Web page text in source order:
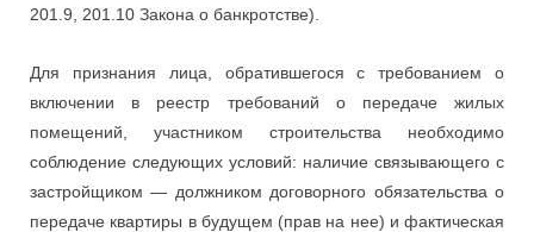
201.9, 201.10 Закона о банкротстве).
Для признания лица, обратившегося с требованием о
включении в реестр требований о передаче жилых
помещений, участником строительства необходимо
соблюдение следующих условий: наличие связывающего с
застройщиком — должником договорного обязательства о
передаче квартиры в будущем (прав на нее) и фактическая